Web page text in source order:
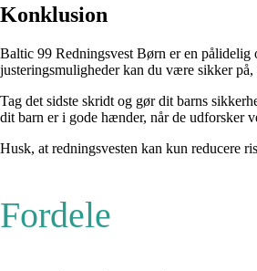
Konklusion
Baltic 99 Redningsvest Børn er en pålidelig
justeringsmuligheder kan du være sikker
Tag det sidste skridt og gør dit barns
dit barn er i gode hænder, når de udforsker
Husk, at redningsvesten kan kun reducere
Fordele